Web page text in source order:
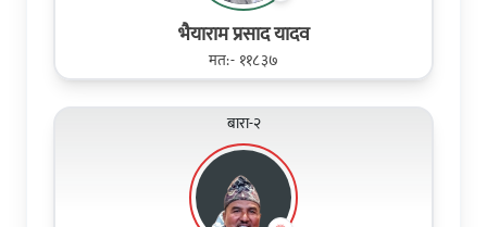
भैयाराम प्रसाद यादव
मत:- ११८३७
बारा-२